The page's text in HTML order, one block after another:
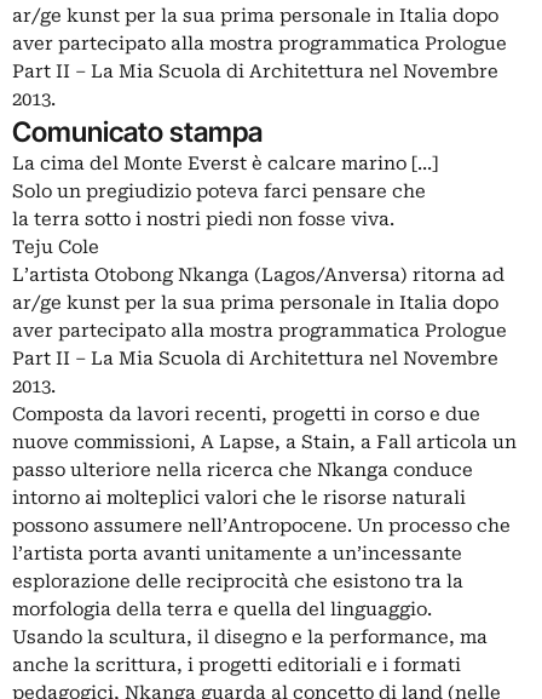
ar/ge kunst per la sua prima personale in Italia dopo
aver partecipato alla mostra programmatica Prologue
Part II – La Mia Scuola di Architettura nel Novembre
2013.
Comunicato stampa
La cima del Monte Everst è calcare marino [...]
Solo un pregiudizio poteva farci pensare che
la terra sotto i nostri piedi non fosse viva.
Teju Cole
L’artista Otobong Nkanga (Lagos/Anversa) ritorna ad
ar/ge kunst per la sua prima personale in Italia dopo
aver partecipato alla mostra programmatica Prologue
Part II – La Mia Scuola di Architettura nel Novembre
2013.
Composta da lavori recenti, progetti in corso e due
nuove commissioni, A Lapse, a Stain, a Fall articola un
passo ulteriore nella ricerca che Nkanga conduce
intorno ai molteplici valori che le risorse naturali
possono assumere nell’Antropocene. Un processo che
l’artista porta avanti unitamente a un’incessante
esplorazione delle reciprocità che esistono tra la
morfologia della terra e quella del linguaggio.
Usando la scultura, il disegno e la performance, ma
anche la scrittura, i progetti editoriali e i formati
pedagogici, Nkanga guarda al concetto di land (nelle